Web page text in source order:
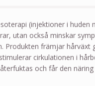
(injektioner i huden
utan också minskar
Produkten främjar hårväxt
cirkulationen i
och får den